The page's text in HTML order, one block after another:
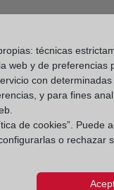
técnicas
web y de preferencias
con
y para fines
de cookies”. Puede
o rechazar